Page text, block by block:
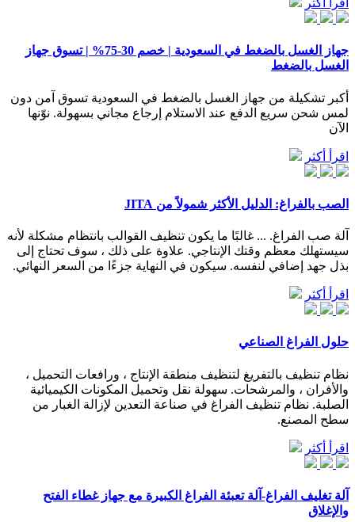
اقرأ أكثر
جهاز الغسل بالضغط في السعودية | خصم 30-75% | تسوق جهاز
الغسل بالضغط
أكبر تشكيلة من جهاز الغسل بالضغط في السعودية تسوق آمن دون
لمس شحن سريع الدفع عند الاستلام إرجاع مجاني بسهولة. نوّنها
الآن
اقرأ أكثر
الصب بالفراغ: الدليل الأكثر شمولاً من JITA
آلة صب الفراغ. ... غالبًا ما يكون تنظيف القوالب بانتظام مشكلة لأنه
سيستهلك معظم وقتك الإنتاجي. علاوة على ذلك ، سوف تحتاج إلى
بذل جهد إضافي لنفسه. سيكون في النهاية جزءًا من السعر النهائي.
اقرأ أكثر
حلول الفراغ الصناعي
نظام تنظيف بالتفريغ لتنظيف منطقة الإنتاج ، ورافعات التحميل ،
والأفران ، والمرشحات. سهولة نقل وتحميل المكونات الكيميائية
الصلبة. نظام تنظيف الفراغ في صناعة التعدين لإزالة الغبار من
سطح المصنع.
اقرأ أكثر
آلة تغليف الفراغ-آلة تعبئة الفراغ الكبيرة مع جهاز غطاء الفتح
والإغلاق